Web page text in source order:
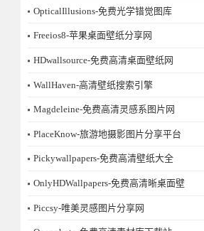
OpticalIllusions-免费光学错觉图库
Freeios8-苹果桌面壁纸分享网
HDwallsource-免费高清桌面壁纸网
WallHaven-高清壁纸搜索引擎
Magdeleine-免费高清灵感系图片网
PlaceKnow-旅游地摄影图片分享平台
Pickywallpapers-免费高清壁纸大全
OnlyHDWallpapers-免费高清晰桌面壁
Piccsy-唯美灵感图片分享网